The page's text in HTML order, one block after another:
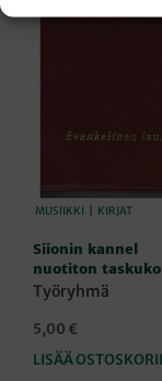
MUSIIKKI KIRJAT
Siionin kannel
nuotiton
Työryhmä
5,00 €
LISÄÄ